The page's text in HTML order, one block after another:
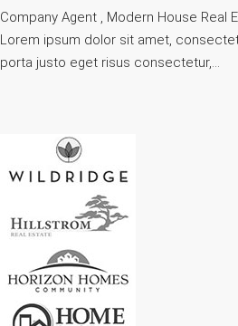
Company Agent , Modern House Real
Lorem ipsum dolor sit amet,
porta justo eget risus consectetur,…